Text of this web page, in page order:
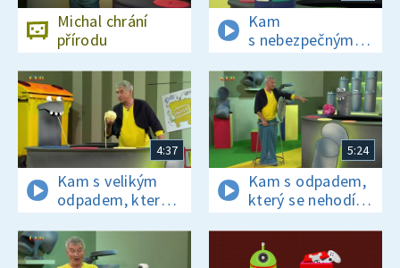
Michal chrání
přírodu
Kam
s nebezpečným
odpadem?
4:37
Kam s velikým
odpadem, který
se nevejde do
žádné popelnice?
5:24
Kam s odpadem,
který se nehodí
do žádné
z barevných
popelnic?